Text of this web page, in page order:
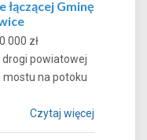
Gminę
000 zł
powiatowej
mostu na potoku
Czytaj więcej